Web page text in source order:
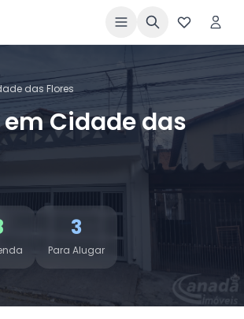
das Flores
Cidade das
3
Para Alugar